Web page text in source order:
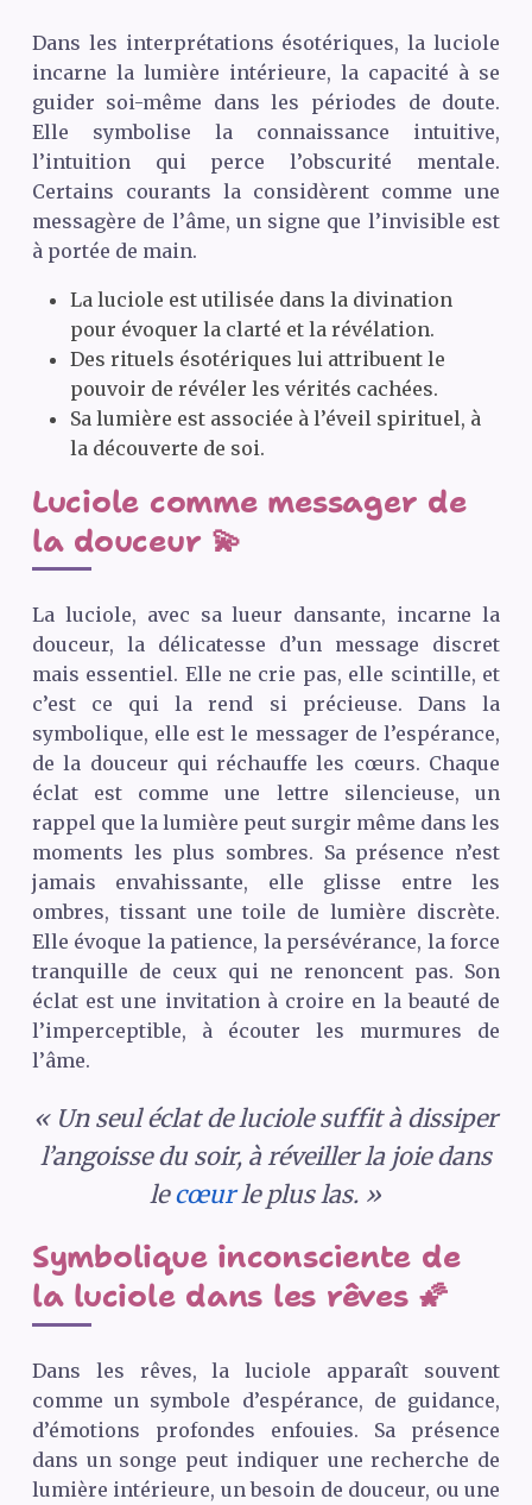
Dans les interprétations ésotériques, la luciole
incarne la lumière intérieure, la capacité à se
guider soi-même dans les périodes de doute.
Elle symbolise la connaissance intuitive,
l’intuition qui perce l’obscurité mentale.
Certains courants la considèrent comme une
messagère de l’âme, un signe que l’invisible est
à portée de main.
La luciole est utilisée dans la divination
pour évoquer la clarté et la révélation.
Des rituels ésotériques lui attribuent le
pouvoir de révéler les vérités cachées.
Sa lumière est associée à l’éveil spirituel, à
la découverte de soi.
Luciole comme messager de
la douceur 💫
La luciole, avec sa lueur dansante, incarne la
douceur, la délicatesse d’un message discret
mais essentiel. Elle ne crie pas, elle scintille, et
c’est ce qui la rend si précieuse. Dans la
symbolique, elle est le messager de l’espérance,
de la douceur qui réchauffe les cœurs. Chaque
éclat est comme une lettre silencieuse, un
rappel que la lumière peut surgir même dans les
moments les plus sombres. Sa présence n’est
jamais envahissante, elle glisse entre les
ombres, tissant une toile de lumière discrète.
Elle évoque la patience, la persévérance, la force
tranquille de ceux qui ne renoncent pas. Son
éclat est une invitation à croire en la beauté de
l’imperceptible, à écouter les murmures de
l’âme.
« Un seul éclat de luciole suffit à dissiper
l’angoisse du soir, à réveiller la joie dans
lecœurle plus las. »
Symbolique inconsciente de
la luciole dans les rêves 🌠
Dans les rêves, la luciole apparaît souvent
comme un symbole d’espérance, de guidance,
d’émotions profondes enfouies. Sa présence
dans un songe peut indiquer une recherche de
lumière intérieure, un besoin de douceur, ou une